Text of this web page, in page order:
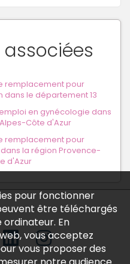
associées
remplacement pour
le département 13
en gynécologie dans
Côte d'Azur
remplacement pour
la région Provence-
d'Azur
pour fonctionner
être téléchargés
En
vous acceptez
vous proposer des